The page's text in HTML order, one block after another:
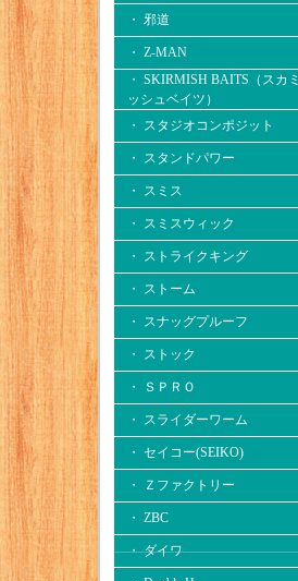
・ 邪道
・ Z-MAN
・ SKIRMISH BAITS（スカミ
ッシュベイツ）
・ スタジオコンポジット
・ スタンドパワー
・ スミス
・ スミスウィック
・ ストライクキング
・ ストーム
・ スナッグプルーフ
・ ストック
・ ＳＰＲＯ
・ スライダーワーム
・ セイコー(SEIKO)
・ Ｚファクトリー
・ ZBC
・ ダイワ